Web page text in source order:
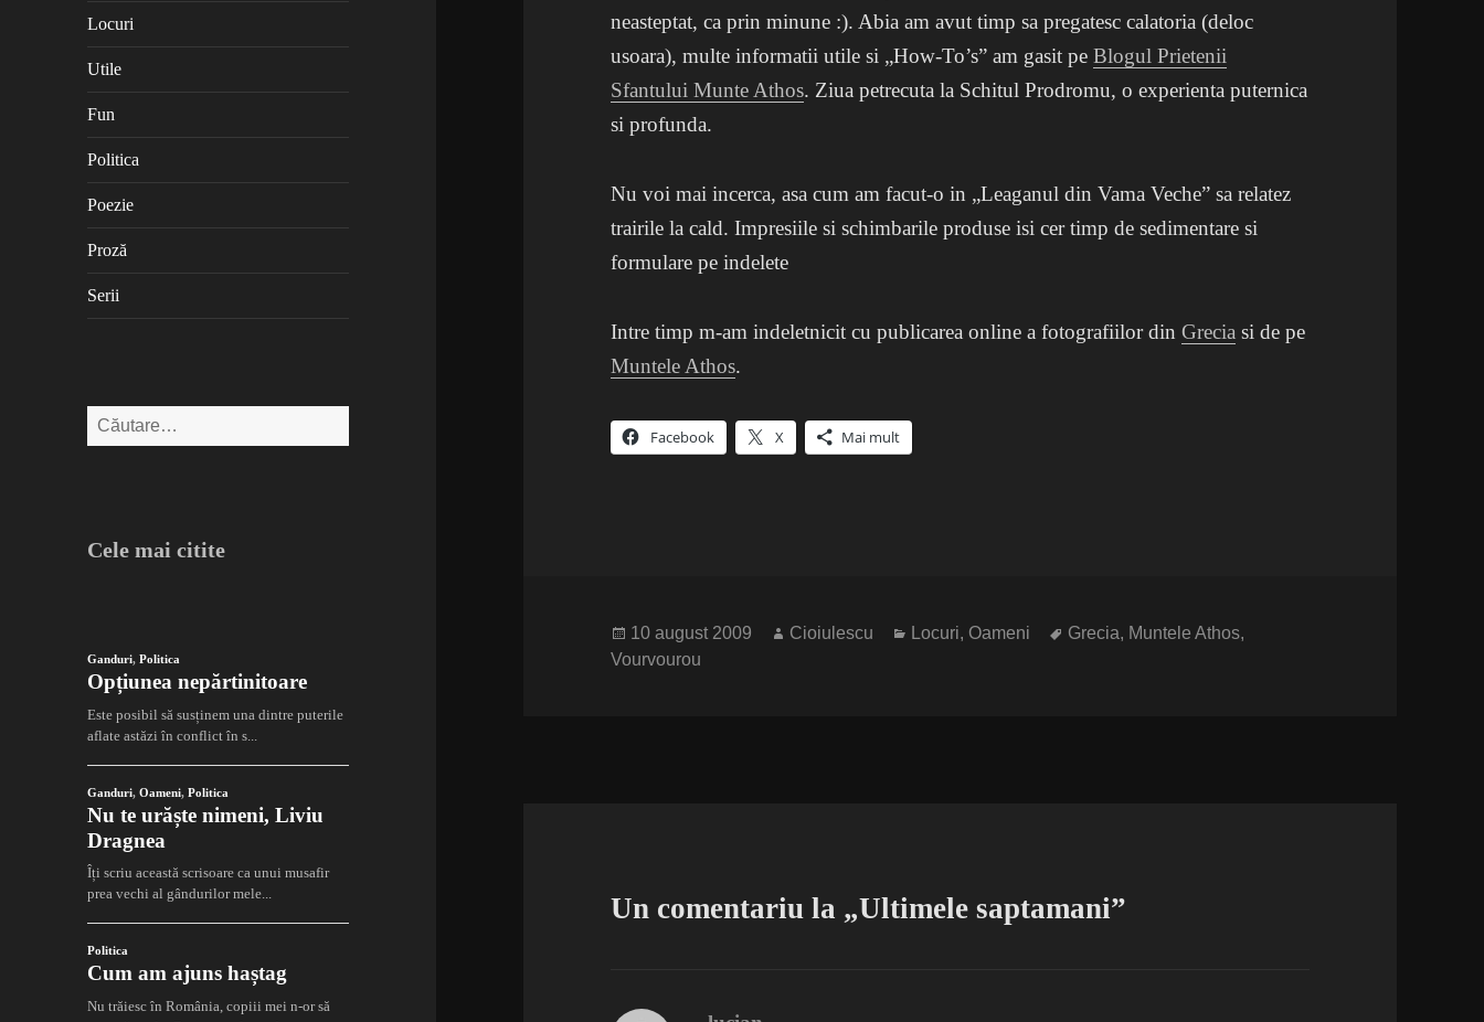
Locuri
Utile
Fun
Politica
Poezie
Proză
Serii
Caută
după:
Cele mai citite
Ganduri,Politica
Opțiunea nepărtinitoare
Este posibil să susținem una dintre puterile
aflate astăzi în conflict în s...
Ganduri,Oameni,Politica
Nu te urăște nimeni, Liviu
Dragnea
Îți scriu această scrisoare ca unui musafir
prea vechi al gândurilor mele...
Politica
Cum am ajuns haștag
Nu trăiesc în România, copiii mei n-or să
neasteptat, ca prin minune :). Abia am avut timp sa pregatesc calatoria (deloc
usoara), multe informatii utile si „How-To’s” am gasit peBlogul Prietenii
Sfantului Munte Athos. Ziua petrecuta la Schitul Prodromu, o experienta puternica
si profunda.
Nu voi mai incerca, asa cum am facut-o in „Leaganul din Vama Veche” sa relatez
trairile la cald. Impresiile si schimbarile produse isi cer timp de sedimentare si
formulare pe indelete
Intre timp m-am indeletnicit cu publicarea online a fotografiilor dinGrecia si de pe
Muntele Athos.
Facebook X Mai mult
Publicat
pe
10 august 2009 Autor
Cioiulescu Categorii
Locuri, Oameni Etichete
Grecia, Muntele Athos,
Vourvourou
Un comentariu la „Ultimele saptamani”